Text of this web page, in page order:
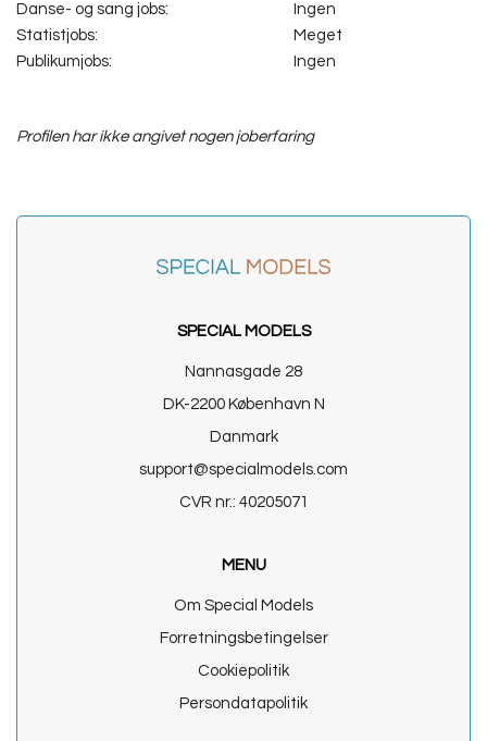
Danse- og sang jobs:
Ingen
Statistjobs:
Meget
Publikumjobs:
Ingen
Profilen har ikke angivet nogen joberfaring
SPECIAL MODELS
Nannasgade 28
DK-2200 København N
Danmark
support@specialmodels.com
CVR nr.: 40205071
MENU
Om Special Models
Forretningsbetingelser
Cookiepolitik
Persondatapolitik